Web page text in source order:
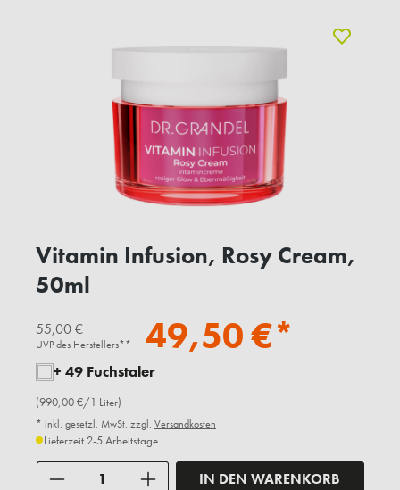
Vitamin Infusion, Rosy Cream,
50ml
55,00 €
UVP des Herstellers** 49,50 €*
+ 49 Fuchstaler
(990,00 €/1 Liter)
* inkl. gesetzl. MwSt. zzgl. Versandkosten
Lieferzeit 2-5 Arbeitstage
IN DEN WARENKORB